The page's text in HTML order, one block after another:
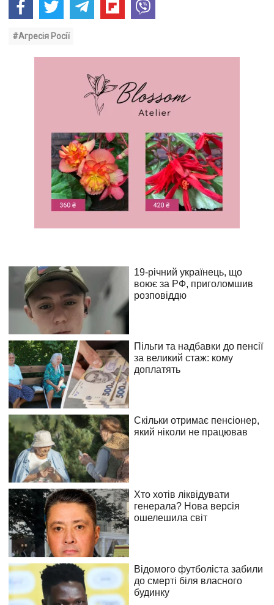
#Агресія Росії